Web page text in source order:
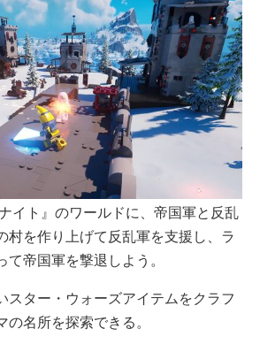
イト』のワールドに、帝国軍と反乱
村を作り上げて反乱軍を支援し、ラ
て帝国軍を撃退しよう。
ター・ウォーズアイテムをクラフ
の名所を探索できる。